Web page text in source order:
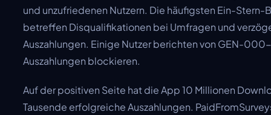
und unzufriedenen Nutzern. Die häufigsten Ein-Stern-
betreffen Disqualifikationen bei Umfragen und
Auszahlungen. Einige Nutzer berichten von GEN-
Auszahlungen blockieren.
Auf der positiven Seite hat die App 10 Millionen
Tausende erfolgreiche Auszahlungen.